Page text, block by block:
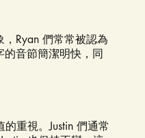
Ryan 們常常被認為
的音節簡潔明快，同
重視。Justin 們通常